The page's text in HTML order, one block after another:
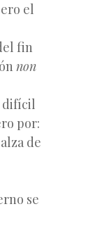
el
fin
non
difícil
por:
de
se